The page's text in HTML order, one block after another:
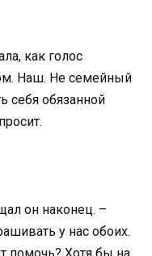
как голос
Наш. Не семейный
себя обязанной
он наконец. –
у нас обоих.
помочь? Хотя бы на